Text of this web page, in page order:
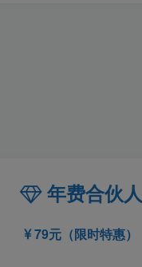
年费合伙人
79元（限时特惠）